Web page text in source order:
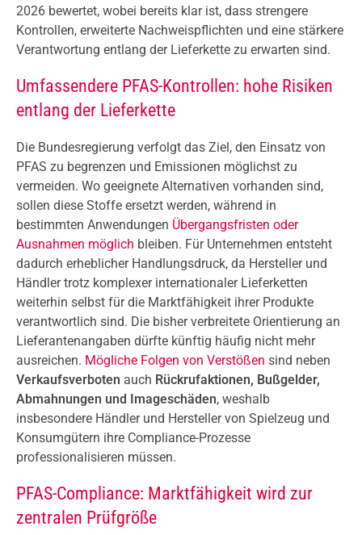
2026 bewertet, wobei bereits klar ist, dass strengere
Kontrollen, erweiterte Nachweispflichten und eine stärkere
Verantwortung entlang der Lieferkette zu erwarten sind.
Umfassendere PFAS-Kontrollen: hohe Risiken
entlang der Lieferkette
Die Bundesregierung verfolgt das Ziel, den Einsatz von
PFAS zu begrenzen und Emissionen möglichst zu
vermeiden. Wo geeignete Alternativen vorhanden sind,
sollen diese Stoffe ersetzt werden, während in
bestimmten Anwendungen Übergangsfristen oder
Ausnahmen möglich bleiben. Für Unternehmen entsteht
dadurch erheblicher Handlungsdruck, da Hersteller und
Händler trotz komplexer internationaler Lieferketten
weiterhin selbst für die Marktfähigkeit ihrer Produkte
verantwortlich sind. Die bisher verbreitete Orientierung an
Lieferantenangaben dürfte künftig häufig nicht mehr
ausreichen. Mögliche Folgen von Verstößen sind neben
Verkaufsverboten auch Rückrufaktionen, Bußgelder,
Abmahnungen und Imageschäden, weshalb
insbesondere Händler und Hersteller von Spielzeug und
Konsumgütern ihre Compliance-Prozesse
professionalisieren müssen.
PFAS-Compliance: Marktfähigkeit wird zur
zentralen Prüfgröße